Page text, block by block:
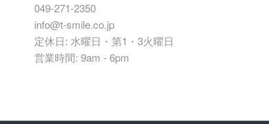
049-271-2350
info@t-smile.co.jp
定休日: 水曜日・第1・3火曜日
営業時間: 9am - 6pm